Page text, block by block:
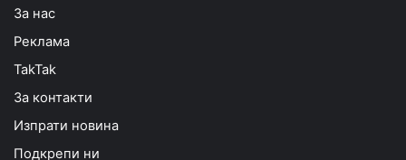
За нас
Реклама
TakTak
За контакти
Изпрати новина
Подкрепи ни